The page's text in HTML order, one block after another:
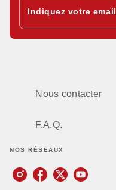
Indiquez votre email
Nous contacter
F.A.Q.
NOS RÉSEAUX